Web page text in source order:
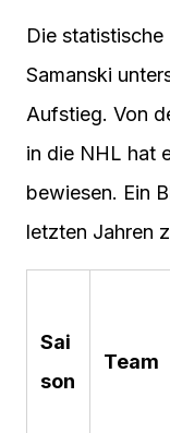
Die
Samanski
Aufstieg. Von
in die NHL hat
bewiesen. Ein
letzten Jahren
Sai
son
Team